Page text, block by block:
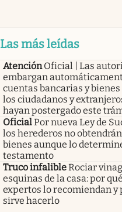
Las más leídas
Atención Oficial | Las
embargan
cuentas bancarias y bienes
los ciudadanos y
hayan postergado este
OficialPor nueva Ley de
los herederos no
bienes aunque lo
testamento
Truco infalibleRociar
esquinas de la casa: por
expertos lo recomiendan y
sirve hacerlo